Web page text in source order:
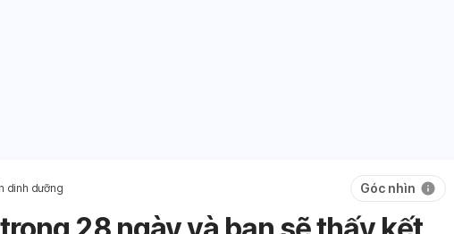
dinh dưỡng Góc nhìn